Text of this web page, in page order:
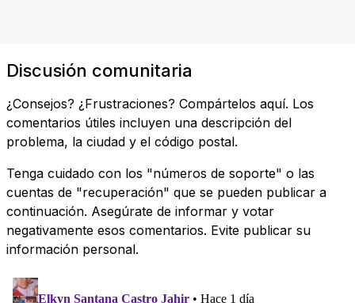
Discusión comunitaria
¿Consejos? ¿Frustraciones? Compártelos aquí. Los
comentarios útiles incluyen una descripción del
problema, la ciudad y el código postal.
Tenga cuidado con los "números de soporte" o las
cuentas de "recuperación" que se pueden publicar a
continuación. Asegúrate de informar y votar
negativamente esos comentarios. Evite publicar su
información personal.